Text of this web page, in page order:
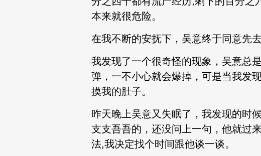
本来就很危险。
在我不断的安抚下，吴意终于同意先
我发现了一个很奇怪的现象，吴意总
弹，一不小心就会爆掉，可是当我发
摸我的肚子。
昨天晚上吴意又失眠了，我发现的时
支支吾吾的，还没问上一句，他就过
法,我决定找个时间跟他谈一谈。